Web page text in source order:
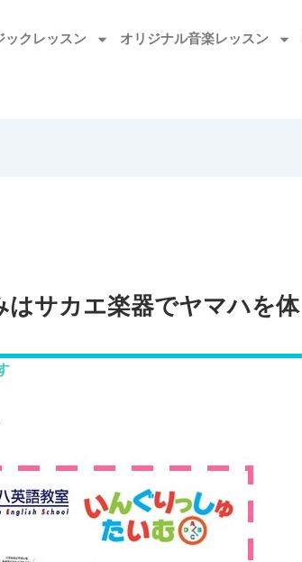
ックレッスン オリジナル音楽レッスン
はサカエ楽器でヤマハを体